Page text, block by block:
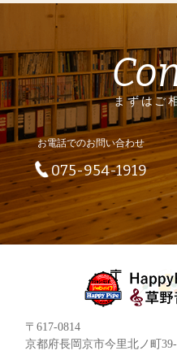
まずはご
お電話でのお問い合わせ
075-954-1919
〒617-0814
京都府長岡京市今里北ノ町